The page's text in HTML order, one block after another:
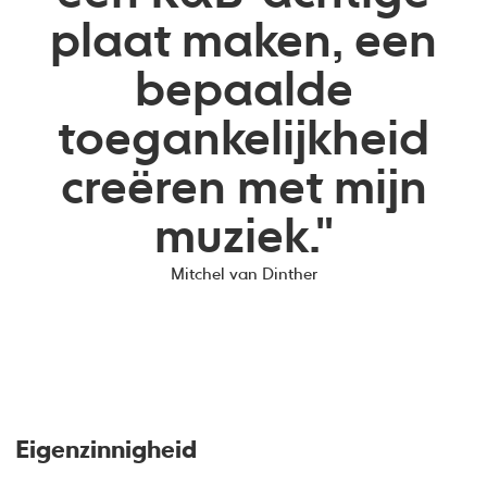
plaat maken, een
bepaalde
toegankelijkheid
creëren met mijn
muziek."
Mitchel van Dinther
Eigenzinnigheid